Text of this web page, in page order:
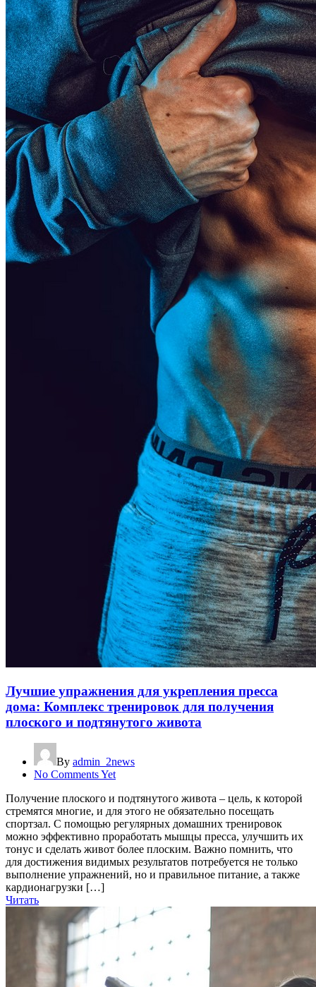
Лучшие упражнения для укрепления пресса
дома: Комплекс тренировок для получения
плоского и подтянутого живота
By admin_2news
No Comments Yet
Получение плоского и подтянутого живота – цель, к которой
стремятся многие, и для этого не обязательно посещать
спортзал. С помощью регулярных домашних тренировок
можно эффективно проработать мышцы пресса, улучшить их
тонус и сделать живот более плоским. Важно помнить, что
для достижения видимых результатов потребуется не только
выполнение упражнений, но и правильное питание, а также
кардионагрузки […]
Читать